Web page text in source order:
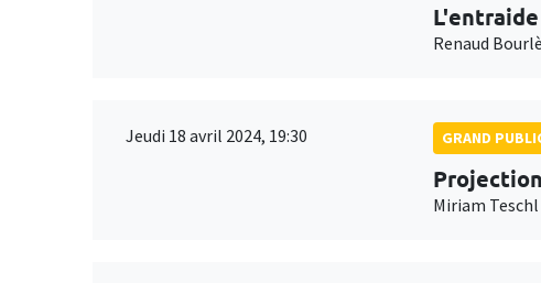
Renaud
Jeudi 18 avril 2024, 19:30 GRAND
Miriam Teschl